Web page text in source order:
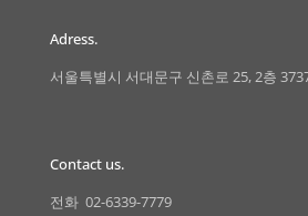
Adress.
서울특별시 서대문구 신촌로 25, 2층
Contact us.
전화 02-6339-7779